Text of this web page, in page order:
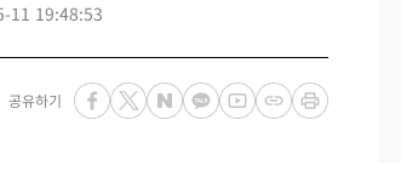
11 19:48:53
공유하기